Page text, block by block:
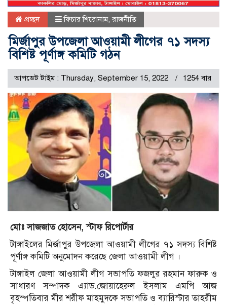
প্রচ্ছদ ফিচার শিরোনাম, রাজনীতি
মির্জাপুর উপজেলা আওয়ামী লীগের ৭১ সদস্য
বিশিষ্ট পূর্ণাঙ্গ কমিটি গঠন
আপডেট টাইম : Thursday, September 15, 2022 1254 বার
মোঃ সাজজাত হোসেন, স্টাফ রিপোর্টার
টাঙ্গাইলের মির্জাপুর উপজেলা আওয়ামী লীগের ৭১ সদস্য বিশিষ্ট
পূর্ণাঙ্গ কমিটি অনুমোদন করেছে জেলা আওয়ামী লীগ ।
টাঙ্গাইল জেলা আওয়ামী লীগ সভাপতি ফজলুর রহমান ফারুক ও
সাধারণ সম্পাদক এ্যাড.জোয়াহেরুল ইসলাম এমপি আজ
বৃহস্পতিবার মীর শরীফ মাহমুদকে সভাপতি ও ব্যারিস্টার তাহরীম